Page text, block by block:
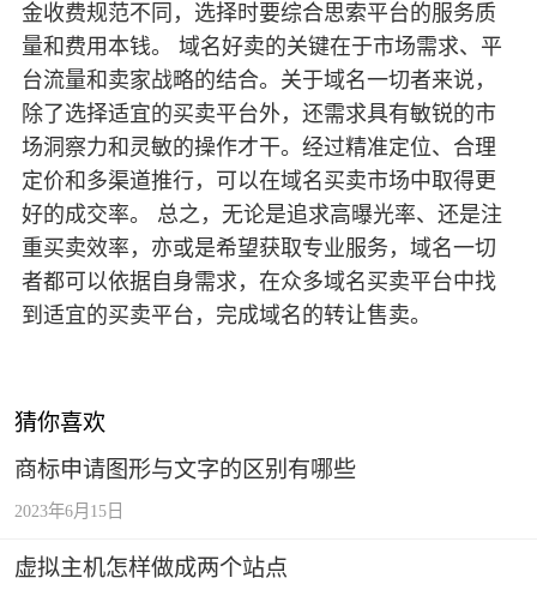
金收费规范不同，选择时要综合思索平台的服务质
量和费用本钱。 域名好卖的关键在于市场需求、平
台流量和卖家战略的结合。关于域名一切者来说，
除了选择适宜的买卖平台外，还需求具有敏锐的市
场洞察力和灵敏的操作才干。经过精准定位、合理
定价和多渠道推行，可以在域名买卖市场中取得更
好的成交率。 总之，无论是追求高曝光率、还是注
重买卖效率，亦或是希望获取专业服务，域名一切
者都可以依据自身需求，在众多域名买卖平台中找
到适宜的买卖平台，完成域名的转让售卖。
猜你喜欢
商标申请图形与文字的区别有哪些
2023年6月15日
虚拟主机怎样做成两个站点